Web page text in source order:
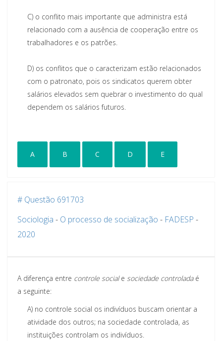
C) o conflito mais importante que administra está
relacionado com a ausência de cooperação entre os
trabalhadores e os patrões.
D) os conflitos que o caracterizam estão relacionados
com o patronato, pois os sindicatos querem obter
salários elevados sem quebrar o investimento do qual
dependem os salários futuros.
A B C D E
# Questão 691703
Sociologia - O processo de socialização - FADESP -
2020
A diferença entre controle sociale sociedade controlada é
a seguinte:
A) no controle social os indivíduos buscam orientar a
atividade dos outros; na sociedade controlada, as
instituições controlam os indivíduos.